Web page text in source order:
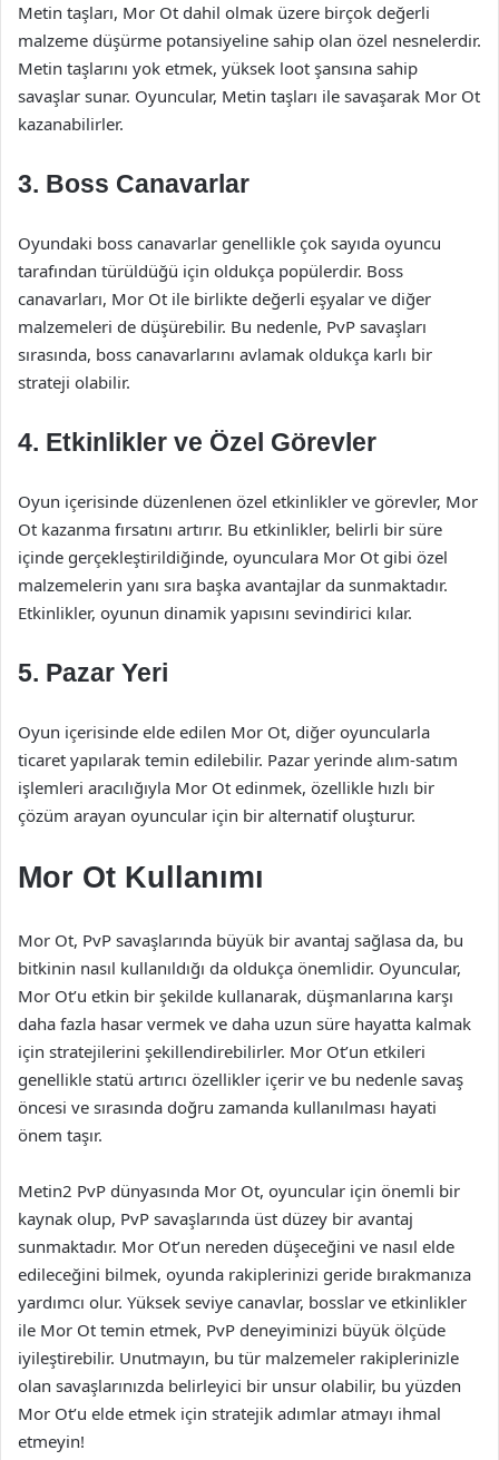
Metin taşları, Mor Ot dahil olmak üzere birçok değerli
malzeme düşürme potansiyeline sahip olan özel nesnelerdir.
Metin taşlarını yok etmek, yüksek loot şansına sahip
savaşlar sunar. Oyuncular, Metin taşları ile savaşarak Mor Ot
kazanabilirler.
3. Boss Canavarlar
Oyundaki boss canavarlar genellikle çok sayıda oyuncu
tarafından türüldüğü için oldukça popülerdir. Boss
canavarları, Mor Ot ile birlikte değerli eşyalar ve diğer
malzemeleri de düşürebilir. Bu nedenle, PvP savaşları
sırasında, boss canavarlarını avlamak oldukça karlı bir
strateji olabilir.
4. Etkinlikler ve Özel Görevler
Oyun içerisinde düzenlenen özel etkinlikler ve görevler, Mor
Ot kazanma fırsatını artırır. Bu etkinlikler, belirli bir süre
içinde gerçekleştirildiğinde, oyunculara Mor Ot gibi özel
malzemelerin yanı sıra başka avantajlar da sunmaktadır.
Etkinlikler, oyunun dinamik yapısını sevindirici kılar.
5. Pazar Yeri
Oyun içerisinde elde edilen Mor Ot, diğer oyuncularla
ticaret yapılarak temin edilebilir. Pazar yerinde alım-satım
işlemleri aracılığıyla Mor Ot edinmek, özellikle hızlı bir
çözüm arayan oyuncular için bir alternatif oluşturur.
Mor Ot Kullanımı
Mor Ot, PvP savaşlarında büyük bir avantaj sağlasa da, bu
bitkinin nasıl kullanıldığı da oldukça önemlidir. Oyuncular,
Mor Ot’u etkin bir şekilde kullanarak, düşmanlarına karşı
daha fazla hasar vermek ve daha uzun süre hayatta kalmak
için stratejilerini şekillendirebilirler. Mor Ot’un etkileri
genellikle statü artırıcı özellikler içerir ve bu nedenle savaş
öncesi ve sırasında doğru zamanda kullanılması hayati
önem taşır.
Metin2 PvP dünyasında Mor Ot, oyuncular için önemli bir
kaynak olup, PvP savaşlarında üst düzey bir avantaj
sunmaktadır. Mor Ot’un nereden düşeceğini ve nasıl elde
edileceğini bilmek, oyunda rakiplerinizi geride bırakmanıza
yardımcı olur. Yüksek seviye canavlar, bosslar ve etkinlikler
ile Mor Ot temin etmek, PvP deneyiminizi büyük ölçüde
iyileştirebilir. Unutmayın, bu tür malzemeler rakiplerinizle
olan savaşlarınızda belirleyici bir unsur olabilir, bu yüzden
Mor Ot’u elde etmek için stratejik adımlar atmayı ihmal
etmeyin!